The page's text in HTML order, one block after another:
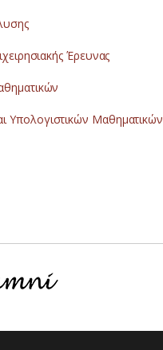
Έρευνας
Υπολογιστικών Μαθηματικών